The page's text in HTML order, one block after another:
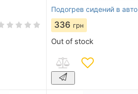
Подогрев сидений в авто
336 грн
Out of stock